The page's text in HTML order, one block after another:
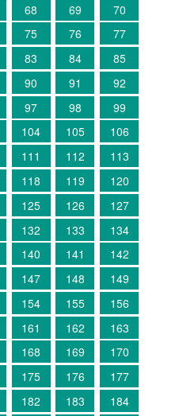
68 69
70
75 76
77
83 84
85
90 91
92
97 98
99
104 105
106
111 112
113
118 119
120
125 126
127
132 133
134
140 141
142
147 148
149
154 155
156
161 162
163
168 169
170
175 176
177
182 183
184